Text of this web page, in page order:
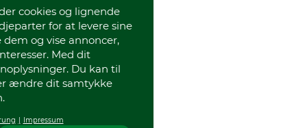
cookies og lignende
for at levere sine
og vise annoncer,
Med dit
Du kan til
ændre dit samtykke
Impressum